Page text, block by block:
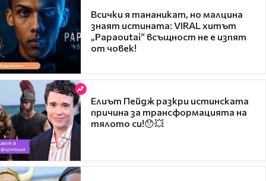
Всички я тананикат, но малцина
знаят истината: VIRAL хитът
„Papaoutai“ всъщност не е изпят
от човек!
Елиът Пейдж разкри истинската
причина за трансформацията на
тялото си!😯💥